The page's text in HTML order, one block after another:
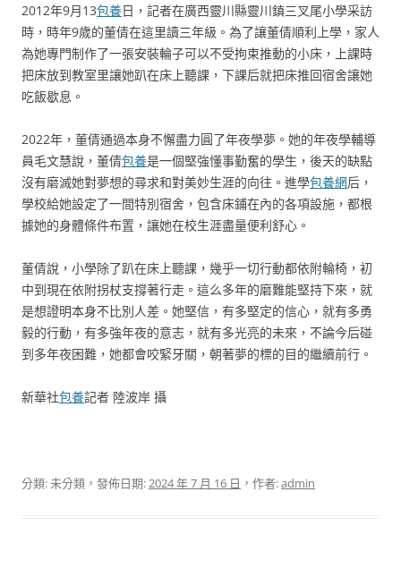
2012年9月13包養日，記者在廣西靈川縣靈川鎮三叉尾小學采訪
時，時年9歲的董倩在這里讀三年級。為了讓董倩順利上學，家人
為她專門制作了一張安裝輪子可以不受拘束推動的小床，上課時
把床放到教室里讓她趴在床上聽課，下課后就把床推回宿舍讓她
吃飯歇息。
2022年，董倩通過本身不懈盡力圓了年夜學夢。她的年夜學輔導
員毛文慧說，董倩包養是一個堅強懂事勤奮的學生，後天的缺點
沒有磨滅她對夢想的尋求和對美妙生涯的向往。進學包養網后，
學校給她設定了一間特別宿舍，包含床鋪在內的各項設施，都根
據她的身體條件布置，讓她在校生涯盡量便利舒心。
董倩說，小學除了趴在床上聽課，幾乎一切行動都依附輪椅，初
中到現在依附拐杖支撐著行走。這么多年的磨難能堅持下來，就
是想證明本身不比別人差。她堅信，有多堅定的信心，就有多勇
毅的行動，有多強年夜的意志，就有多光亮的未來，不論今后碰
到多年夜困難，她都會咬緊牙關，朝著夢的標的目的繼續前行。
新華社包養記者 陸波岸 攝
分類: 未分類，發佈日期:2024 年 7 月 16 日 ，作者:admin